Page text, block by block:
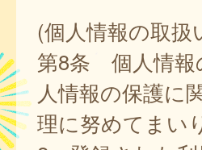
(個人情報の取扱
第8条 個人情報
人情報の保護に
理に努めてまい